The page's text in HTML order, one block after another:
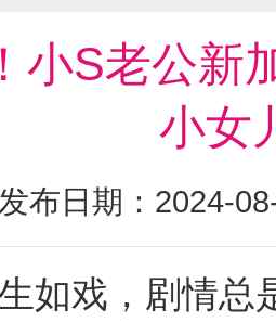
小S老公新
小女
发布日期：2024-
如戏，剧情总